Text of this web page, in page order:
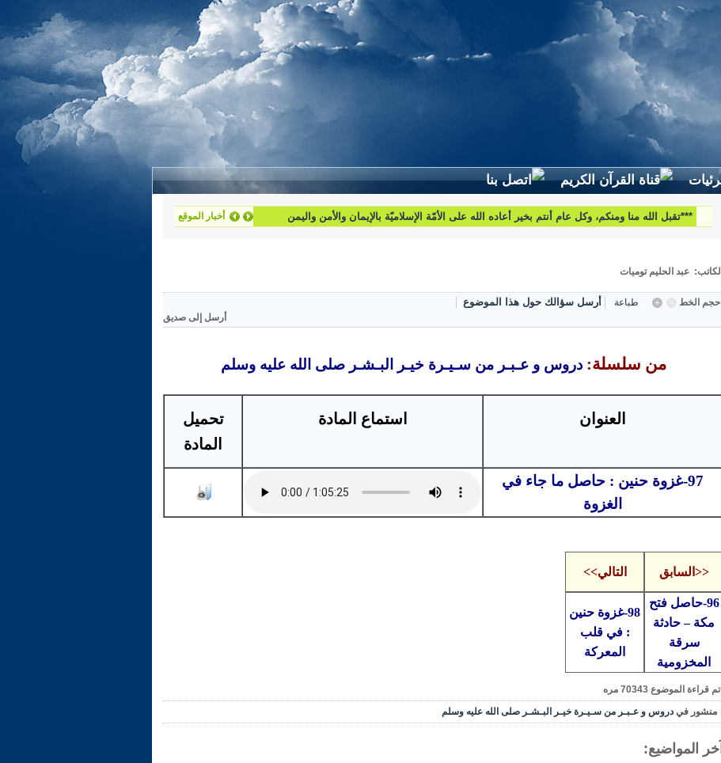
أخبار الموقع
***تقبل الله منا ومنكم، وكل عام أنتم بخير أعاده الله على الأمّة الإسلاميّة بالإيمان والأمن واليمن
الكاتب: عبد الحليم توميات
حجم الخط طباعة أرسل سؤالك حول هذا الموضوع
أرسل إلى صديق
من سلسلة:دروس و عـبـر من سـيـرة خيـر البـشـر صلى الله عليه وسلم
العنوان استماع المادة
تحميل
المادة
97-غزوة حنين : حاصل ما جاء في
الغزوة
<<السابق التالي>>
96-حاصل فتح
مكة – حادثة
سرقة
المخزومية
98-غزوة حنين
: في قلب
المعركة
تم قراءة الموضوع 70343 مره
منشور في دروس و عـبـر من سـيـرة خيـر البـشـر صلى الله عليه وسلم
آخر المواضيع: